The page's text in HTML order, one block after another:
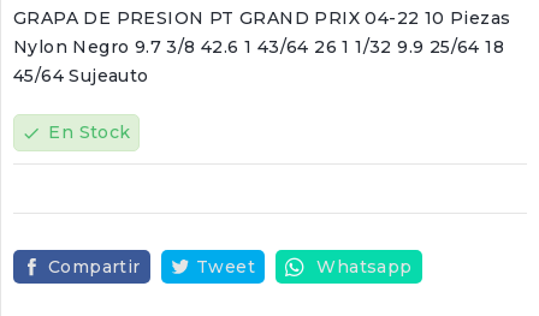
GRAPA DE PRESION PT GRAND PRIX 04-22 10 Piezas
Nylon Negro 9.7 3/8 42.6 1 43/64 26 1 1/32 9.9 25/64 18
45/64 Sujeauto
check En Stock
Compartir Tweet Whatsapp